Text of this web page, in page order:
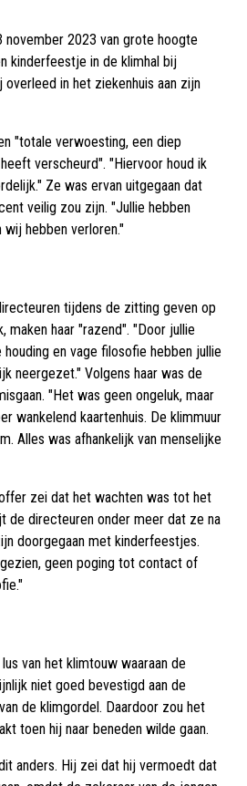
2023 van grote hoogte
kinderfeestje in de klimhal bij
overleed in het ziekenhuis aan zijn
"totale verwoesting, een diep
verscheurd". "Hiervoor houd ik
Ze was ervan uitgegaan dat
veilig zou zijn. "Jullie hebben
hebben verloren."
tijdens de zitting geven op
maken haar "razend". "Door jullie
en vage filosofie hebben jullie
neergezet." Volgens haar was de
"Het was geen ongeluk, maar
wankelend kaartenhuis. De klimmuur
Alles was afhankelijk van menselijke
zei dat het wachten was tot het
de directeuren onder meer dat ze na
doorgegaan met kinderfeestjes.
geen poging tot contact of
van het klimtouw waaraan de
niet goed bevestigd aan de
de klimgordel. Daardoor zou het
toen hij naar beneden wilde gaan.
anders. Hij zei dat hij vermoedt dat